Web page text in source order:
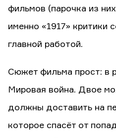
фильмов (парочка из
именно «1917» критики
главной работой.
Сюжет фильма прост: в
Мировая война. Двое
должны доставить на
которое спасёт от